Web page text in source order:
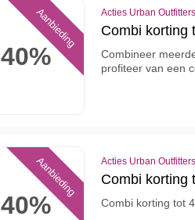
40%
Aanbieding Acties Urban Outfitters
Combi korting
Combineer
profiteer van een
40%
Aanbieding Acties Urban Outfitters
Combi korting
Combi korting tot